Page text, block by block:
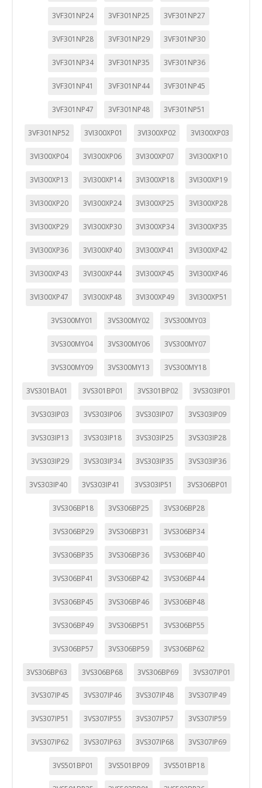
3VF301NP24 3VF301NP25 3VF301NP27
3VF301NP28 3VF301NP29 3VF301NP30
3VF301NP34 3VF301NP35 3VF301NP36
3VF301NP41 3VF301NP44 3VF301NP45
3VF301NP47 3VF301NP48 3VF301NP51
3VF301NP52 3VI300XP01 3VI300XP02 3VI300XP03
3VI300XP04 3VI300XP06 3VI300XP07 3VI300XP10
3VI300XP13 3VI300XP14 3VI300XP18 3VI300XP19
3VI300XP20 3VI300XP24 3VI300XP25 3VI300XP28
3VI300XP29 3VI300XP30 3VI300XP34 3VI300XP35
3VI300XP36 3VI300XP40 3VI300XP41 3VI300XP42
3VI300XP43 3VI300XP44 3VI300XP45 3VI300XP46
3VI300XP47 3VI300XP48 3VI300XP49 3VI300XP51
3VS300MY01 3VS300MY02 3VS300MY03
3VS300MY04 3VS300MY06 3VS300MY07
3VS300MY09 3VS300MY13 3VS300MY18
3VS301BA01 3VS301BP01 3VS301BP02 3VS303IP01
3VS303IP03 3VS303IP06 3VS303IP07 3VS303IP09
3VS303IP13 3VS303IP18 3VS303IP25 3VS303IP28
3VS303IP29 3VS303IP34 3VS303IP35 3VS303IP36
3VS303IP40 3VS303IP41 3VS303IP51 3VS306BP01
3VS306BP18 3VS306BP25 3VS306BP28
3VS306BP29 3VS306BP31 3VS306BP34
3VS306BP35 3VS306BP36 3VS306BP40
3VS306BP41 3VS306BP42 3VS306BP44
3VS306BP45 3VS306BP46 3VS306BP48
3VS306BP49 3VS306BP51 3VS306BP55
3VS306BP57 3VS306BP59 3VS306BP62
3VS306BP63 3VS306BP68 3VS306BP69 3VS307IP01
3VS307IP45 3VS307IP46 3VS307IP48 3VS307IP49
3VS307IP51 3VS307IP55 3VS307IP57 3VS307IP59
3VS307IP62 3VS307IP63 3VS307IP68 3VS307IP69
3VS501BP01 3VS501BP09 3VS501BP18